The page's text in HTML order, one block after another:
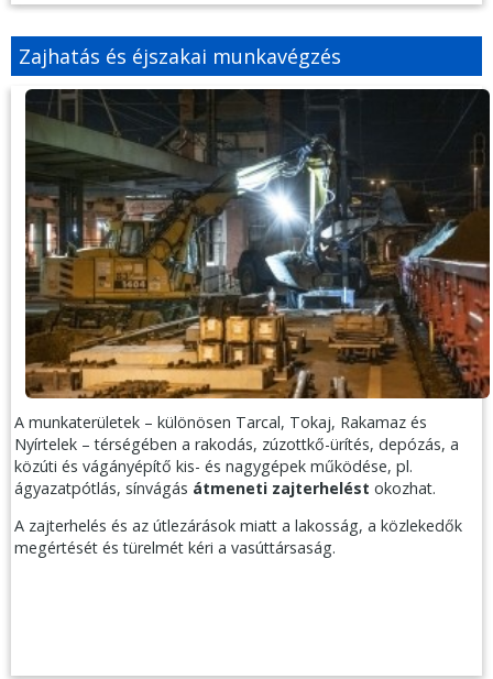
Zajhatás és éjszakai munkavégzés
A munkaterületek – különösen Tarcal, Tokaj, Rakamaz és
Nyírtelek – térségében a rakodás, zúzottkő-ürítés, depózás, a
közúti és vágányépítő kis- és nagygépek működése, pl.
ágyazatpótlás, sínvágás átmeneti zajterhelést okozhat.
A zajterhelés és az útlezárások miatt a lakosság, a közlekedők
megértését és türelmét kéri a vasúttársaság.